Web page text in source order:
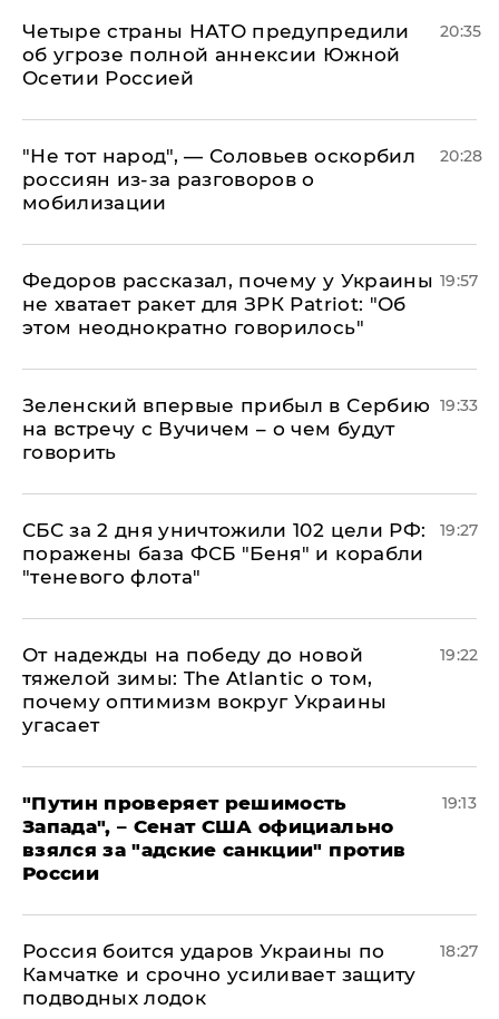
Четыре страны НАТО предупредили
об угрозе полной аннексии Южной
Осетии Россией
20:35
​"Не тот народ", — Соловьев оскорбил
россиян из-за разговоров о
мобилизации
20:28
Федоров рассказал, почему у Украины
не хватает ракет для ЗРК Patriot: "Об
этом неоднократно говорилось"
19:57
Зеленский впервые прибыл в Сербию
на встречу с Вучичем – о чем будут
говорить
19:33
СБС за 2 дня уничтожили 102 цели РФ:
поражены база ФСБ "Беня" и корабли
"теневого флота"
19:27
От надежды на победу до новой
тяжелой зимы: The Atlantic о том,
почему оптимизм вокруг Украины
угасает
19:22
"Путин проверяет решимость
Запада", – Сенат США официально
взялся за "адские санкции" против
России
19:13
Россия боится ударов Украины по
Камчатке и срочно усиливает защиту
подводных лодок
18:27